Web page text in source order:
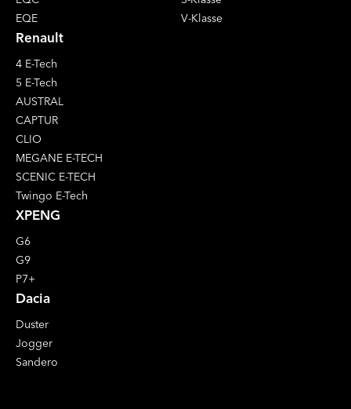
EQE
V-Klasse
Renault
4 E-Tech
5 E-Tech
AUSTRAL
CAPTUR
CLIO
MEGANE E-TECH
SCENIC E-TECH
Twingo E-Tech
XPENG
G6
G9
P7+
Dacia
Duster
Jogger
Sandero